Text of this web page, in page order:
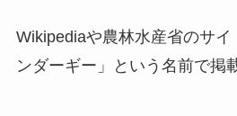
Wikipediaや農林水産省のサ
ンダーギー」という名前で掲